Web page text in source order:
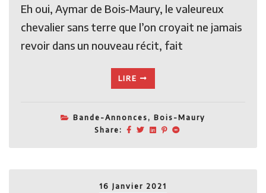
Eh oui, Aymar de Bois-Maury, le valeureux
chevalier sans terre que l’on croyait ne jamais
revoir dans un nouveau récit, fait
LIRE
Bande-Annonces, Bois-Maury
Share:
16 Janvier 2021